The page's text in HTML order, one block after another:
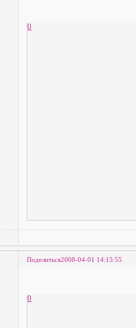
0
Поделиться2008-04-01 14:15:55
0